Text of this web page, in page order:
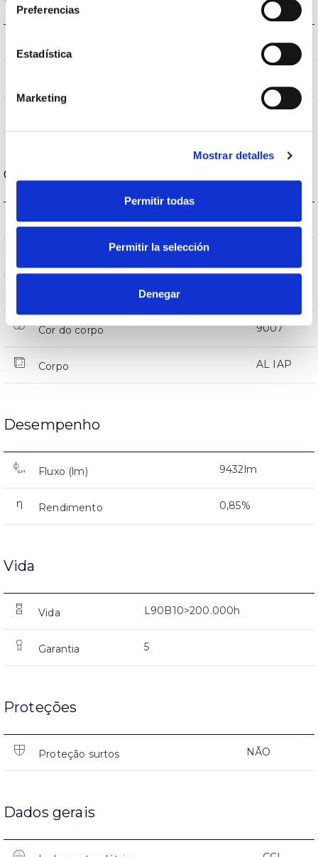
Preferencias
Estadística
Marketing
Mostrar detalles
Permitir todas
Permitir la selección
Denegar
4000K
Carcaça e Acabamento
IK Proteção contra impactos IK09
Cor do corpo 9007
Corpo AL IAP
Desempenho
Fluxo (lm) 9432lm
Rendimento 0,85%
Vida
Vida L90B10>200.000h
Garantia 5
Proteções
Proteção surtos NÃO
Dados gerais